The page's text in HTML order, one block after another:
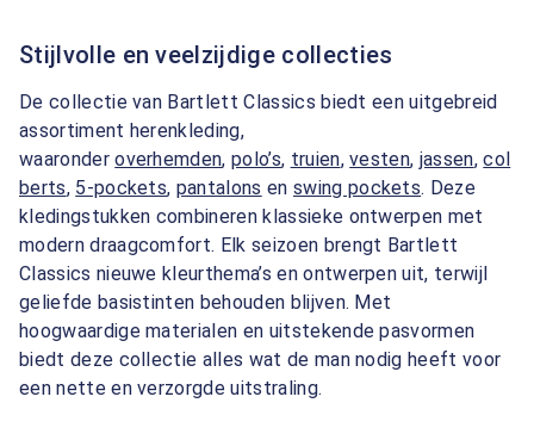
Stijlvolle en veelzijdige collecties
De collectie van Bartlett Classics biedt een uitgebreid
assortiment herenkleding,
waaronderoverhemden,polo’s, truien,vesten, jassen,col
berts, 5-pockets, pantalons en swing pockets. Deze
kledingstukken combineren klassieke ontwerpen met
modern draagcomfort. Elk seizoen brengt Bartlett
Classics nieuwe kleurthema’s en ontwerpen uit, terwijl
geliefde basistinten behouden blijven. Met
hoogwaardige materialen en uitstekende pasvormen
biedt deze collectie alles wat de man nodig heeft voor
een nette en verzorgde uitstraling.